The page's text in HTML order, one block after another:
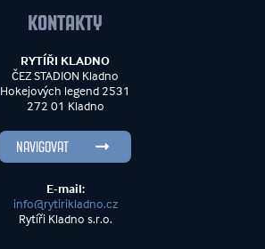
KONTAKTY
RYTÍŘI KLADNO
ČEZ STADION Kladno
Hokejových legend 2531
272 01 Kladno
NAVIGOVAT
E-mail:
info@rytirikladno.cz
Rytíři Kladno s.r.o.